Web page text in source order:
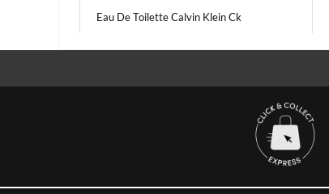
Eau De Toilette Calvin Klein Ck